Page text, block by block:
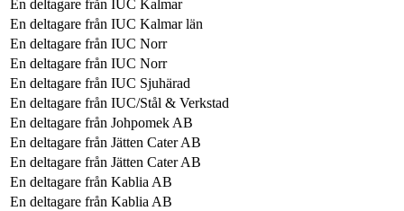
En deltagare från IUC Kalmar
En deltagare från IUC Kalmar län
En deltagare från IUC Norr
En deltagare från IUC Norr
En deltagare från IUC Sjuhärad
En deltagare från IUC/Stål & Verkstad
En deltagare från Johpomek AB
En deltagare från Jätten Cater AB
En deltagare från Jätten Cater AB
En deltagare från Kablia AB
En deltagare från Kablia AB